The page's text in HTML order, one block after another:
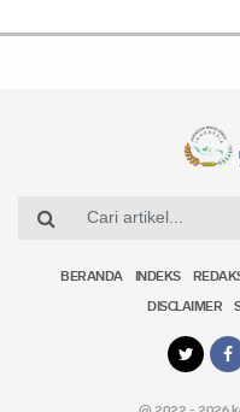
BERANDA INDEKS
DISCLAIMER